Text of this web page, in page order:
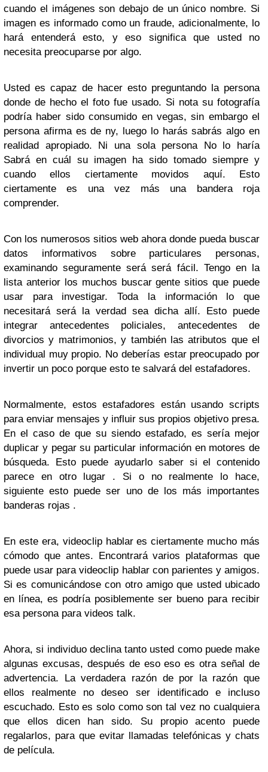
cuando el imágenes son debajo de un único nombre. Si
imagen es informado como un fraude, adicionalmente, lo
hará entenderá esto, y eso significa que usted no
necesita preocuparse por algo.
Usted es capaz de hacer esto preguntando la persona
donde de hecho el foto fue usado. Si nota su fotografía
podría haber sido consumido en vegas, sin embargo el
persona afirma es de ny, luego lo harás sabrás algo en
realidad apropiado. Ni una sola persona No lo haría
Sabrá en cuál su imagen ha sido tomado siempre y
cuando ellos ciertamente movidos aquí. Esto
ciertamente es una vez más una bandera roja
comprender.
Con los numerosos sitios web ahora donde pueda buscar
datos informativos sobre particulares personas,
examinando seguramente será será fácil. Tengo en la
lista anterior los muchos buscar gente sitios que puede
usar para investigar. Toda la información lo que
necesitará será la verdad sea dicha allí. Esto puede
integrar antecedentes policiales, antecedentes de
divorcios y matrimonios, y también las atributos que el
individual muy propio. No deberías estar preocupado por
invertir un poco porque esto te salvará del estafadores.
Normalmente, estos estafadores están usando scripts
para enviar mensajes y influir sus propios objetivo presa.
En el caso de que su siendo estafado, es sería mejor
duplicar y pegar su particular información en motores de
búsqueda. Esto puede ayudarlo saber si el contenido
parece en otro lugar . Si o no realmente lo hace,
siguiente esto puede ser uno de los más importantes
banderas rojas .
En este era, videoclip hablar es ciertamente mucho más
cómodo que antes. Encontrará varios plataformas que
puede usar para videoclip hablar con parientes y amigos.
Si es comunicándose con otro amigo que usted ubicado
en línea, es podría posiblemente ser bueno para recibir
esa persona para videos talk.
Ahora, si individuo declina tanto usted como puede make
algunas excusas, después de eso eso es otra señal de
advertencia. La verdadera razón de por la razón que
ellos realmente no deseo ser identificado e incluso
escuchado. Esto es solo como son tal vez no cualquiera
que ellos dicen han sido. Su propio acento puede
regalarlos, para que evitar llamadas telefónicas y chats
de película.